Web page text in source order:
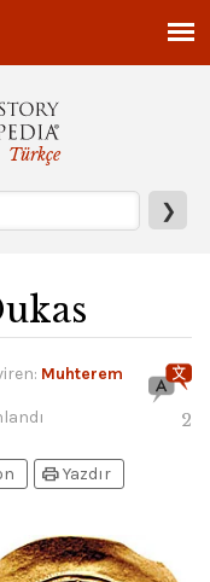
Türkçe
❯
Muhterem
2
printYazdır